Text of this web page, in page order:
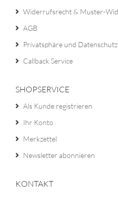
Widerrufsrecht & Muster-
AGB
Privatsphäre und Datenschutz
Callback Service
SHOPSERVICE
Als Kunde registrieren
Ihr Konto
Merkzettel
Newsletter abonnieren
KONTAKT